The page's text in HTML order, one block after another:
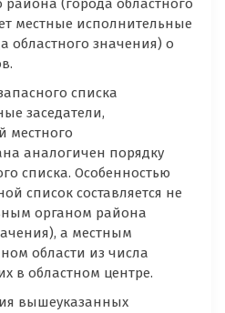
района (города областного
местные исполнительные
областного значения) о
списка
заседатели,
местного
аналогичен порядку
списка. Особенностью
список составляется не
органом района
а местным
области из числа
в областном центре.
вышеуказанных